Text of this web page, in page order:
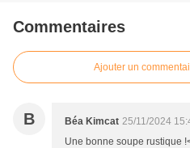
Commentaires
Ajouter un
B Béa Kimcat 25/11/2024
Une bonne soupe rustique